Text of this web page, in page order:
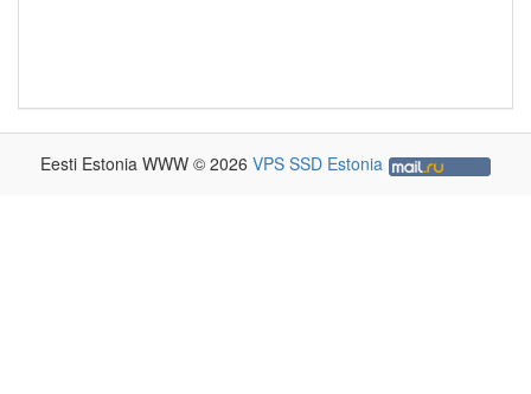
Eesti Estonia WWW © 2026 VPS SSD Estonia